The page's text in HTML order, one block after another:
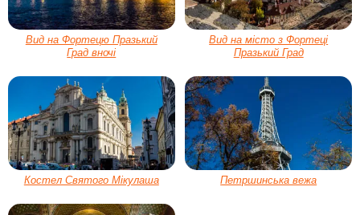
Вид на Фортецю Празький
Град вночі
Вид на місто з Фортеці
Празький Град
Костел Святого Мікулаша Петршинська вежа